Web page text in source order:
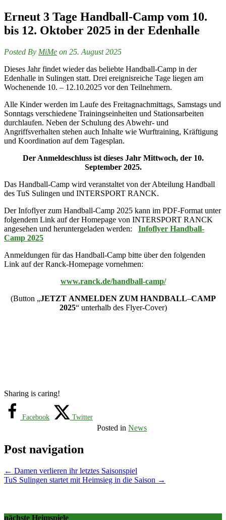
Erneut 3 Tage Handball-Camp vom 10.
bis 12. Oktober 2025 in der Edenhalle
Posted By MiMe on 25. August 2025
Dieses Jahr findet wieder das beliebte Handball-Camp in der
Edenhalle in Sulingen statt. Drei ereignisreiche Tage liegen am
Wochenende 10. – 12.10.2025 vor den Teilnehmern.
Alle Kinder werden im Laufe des Freitagnachmittags, Samstags und
Sonntags verschiedene Trainingseinheiten und Stationsarbeiten
durchlaufen. Neben der Schulung des Abwehr- und
Angriffsverhalten stehen auch Inhalte wie Wurftraining, Kräftigung
und Koordination auf dem Tagesplan.
Der Anmeldeschluss ist dieses Jahr Mittwoch, der 10.
September 2025.
Das Handball-Camp wird veranstaltet von der Abteilung Handball
des TuS Sulingen und INTERSPORT RANCK.
Der Infoflyer zum Handball-Camp 2025 kann im PDF-Format unter
folgendem Link auf der Homepage von INTERSPORT RANCK
angesehen und heruntergeladen werden: Infoflyer Handball-
Camp 2025
Anmeldungen für das Handball-Camp bitte über den folgenden
Link auf der Ranck-Homepage vornehmen:
www.ranck.de/handball-camp/
(Button „JETZT ANMELDEN ZUM HANDBALL–CAMP
2025“ unterhalb des Flyer-Cover)
Sharing is caring!
Facebook Twitter
Posted inNews
Post navigation
← Damen verlieren ihr letztes Saisonspiel
TuS Sulingen startet mit Heimsieg in die Saison →
nächste Heimspiele